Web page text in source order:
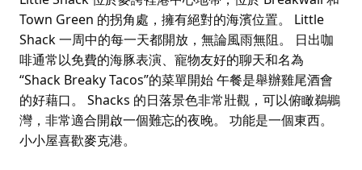
Town Green 的拐角處，擁有絕對的海濱位置。 Little
Shack 一周中的每一天都開放，無論風雨無阻。 日出咖
啡通常以免費的海豚表演、寵物友好的聊天和名為
“Shack Breaky Tacos”的菜單開始 午餐是舉辦雞尾酒會
的好藉口。 Shacks 的日落景色非常壯觀，可以俯瞰鵜鶘
灣，非常適合開啟一個難忘的夜晚。 功能是一個東西。
小小屋喜歡麥克港。